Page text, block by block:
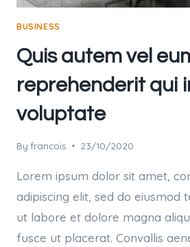
BUSINESS
Quis autem vel
reprehenderit qui
voluptate
By francois 23/10/2020
Lorem ipsum dolor sit amet,
adipiscing elit, sed do eiusmod
ut labore et dolore magna
fusce ut placerat. Convallis